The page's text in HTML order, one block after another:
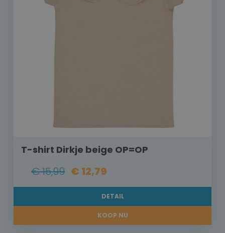
T-shirt Dirkje beige OP=OP
€ 15,99 € 12,79
DETAIL
KOOP NU